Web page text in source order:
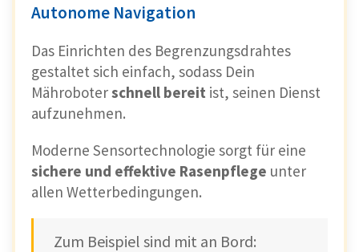
Autonome Navigation
Das Einrichten des Begrenzungsdrahtes
gestaltet sich einfach, sodass Dein
Mähroboterschnell bereit ist, seinen Dienst
aufzunehmen.
Moderne Sensortechnologie sorgt für eine
sichere und effektive Rasenpflege unter
allen Wetterbedingungen.
Zum Beispiel sind mit an Bord: